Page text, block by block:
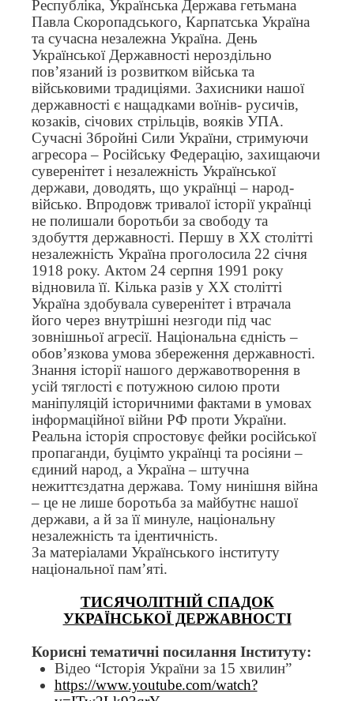
Республіка, Українська Держава гетьмана
Павла Скоропадського, Карпатська Україна
та сучасна незалежна Україна. День
Української Державності нероздільно
пов’язаний із розвитком війська та
військовими традиціями. Захисники нашої
державності є нащадками воїнів- русичів,
козаків, січових стрільців, вояків УПА.
Сучасні Збройні Сили України, стримуючи
агресора – Російську Федерацію, захищаючи
суверенітет і незалежність Української
держави, доводять, що українці – народ-
військо. Впродовж тривалої історії українці
не полишали боротьби за свободу та
здобуття державності. Першу в ХХ столітті
незалежність Україна проголосила 22 січня
1918 року. Актом 24 серпня 1991 року
відновила її. Кілька разів у ХХ столітті
Україна здобувала суверенітет і втрачала
його через внутрішні незгоди під час
зовнішньої агресії. Національна єдність –
обов’язкова умова збереження державності.
Знання історії нашого державотворення в
усій тяглості є потужною силою проти
маніпуляцій історичними фактами в умовах
інформаційної війни РФ проти України.
Реальна історія спростовує фейки російської
пропаганди, буцімто українці та росіяни –
єдиний народ, а Україна – штучна
нежиттєздатна держава. Тому нинішня війна
– це не лише боротьба за майбутнє нашої
держави, а й за її минуле, національну
незалежність та ідентичність.
За матеріалами Українського інституту
національної пам’яті.
ТИСЯЧОЛІТНІЙ СПАДОК
УКРАЇНСЬКОЇ ДЕРЖАВНОСТІ
Корисні тематичні посилання Інституту:
Відео “Історія України за 15 хвилин”
https://www.youtube.com/watch?